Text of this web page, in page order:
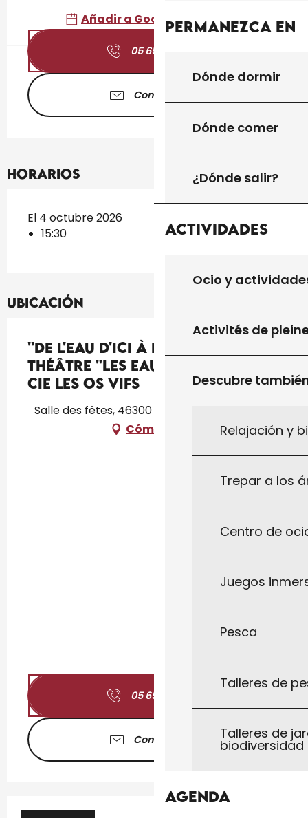
Permanezca en
Dónde dormir
Dónde comer
¿Dónde salir?
Actividades
Ocio y
Activités de
Descubre
Relajación y
Trepar a los
Centro de
Juegos
Pesca
Talleres de
Talleres de
biodiversidad
Agenda
Añadir a Google Calendar
05 65 41 30
Contáctenos
Horarios
El 4 octubre 2026
15:30
Ubicación
''De l'eau d'ici à l'eau de là'' :
théâtre "Les Eaux vives" par la
Cie Les Os Vifs
Salle des fêtes, 46300 Saint-Cirq-Souillaguet
Cómo llegar
05 65 41 30
Contáctenos